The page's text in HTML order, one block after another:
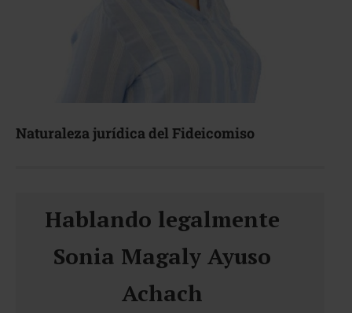
Naturaleza jurídica del Fideicomiso
Hablando legalmente
Sonia Magaly Ayuso
Achach